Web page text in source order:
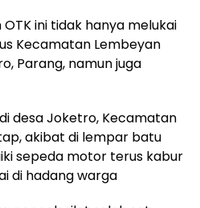
ini tidak hanya melukai
Kecamatan Lembeyan
Parang, namun juga
desa Joketro, Kecamatan
akibat di lempar batu
sepeda motor terus kabur
di hadang warga